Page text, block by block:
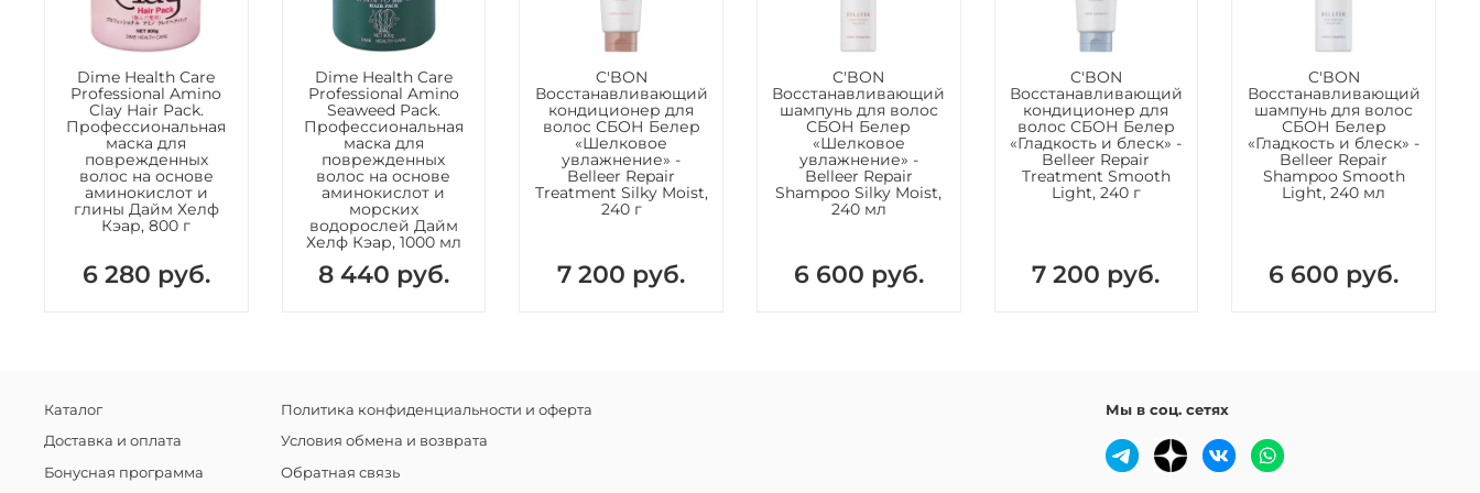
Seaweed Conditioner или маску на основе аминокислот и
морских водорослей Professional Amino Seaweed Pack.
Вода, поликватерниум-10, EDTA-2Na, бензофенон-4,
кокамидопропил бетаин, лаурил сульфат натрия, олефин
сульфонатный, концентрат бензоата натрия, глицерин,
фосфорная кислота, диметикон, феноксиэтанол, лимонная
кислота, экстракт морских водорослей, хлорофиллин натрия,
Dime Health Care
Professional Amino
Clay Hair Pack.
Профессиональная
маска для
поврежденных
волос на основе
аминокислот и
глины Дайм Хелф
Кэар, 800 г
6 280 руб.
Dime Health Care
Professional Amino
Seaweed Pack.
Профессиональная
маска для
поврежденных
волос на основе
аминокислот и
морских
водорослей Дайм
Хелф Кэар, 1000 мл
8 440 руб.
C'BON
Восстанавливающий
кондиционер для
волос СБОН Белер
«Шелковое
увлажнение» -
Belleer Repair
Treatment Silky Moist,
240 г
7 200 руб.
C'BON
Восстанавливающий
шампунь для волос
СБОН Белер
«Шелковое
увлажнение» -
Belleer Repair
Shampoo Silky Moist,
240 мл
6 600 руб.
C'BON
Восстанавливающий
кондиционер для
волос СБОН Белер
«Гладкость и блеск» -
Belleer Repair
Treatment Smooth
Light, 240 г
7 200 руб.
C'BON
Восстанавливающий
шампунь для волос
СБОН Белер
«Гладкость и блеск» -
Belleer Repair
Shampoo Smooth
Light, 240 мл
6 600 руб.
Каталог
Доставка и оплата
Бонусная программа
Политика конфиденциальности и оферта
Условия обмена и возврата
Обратная связь
Мы в соц. сетях